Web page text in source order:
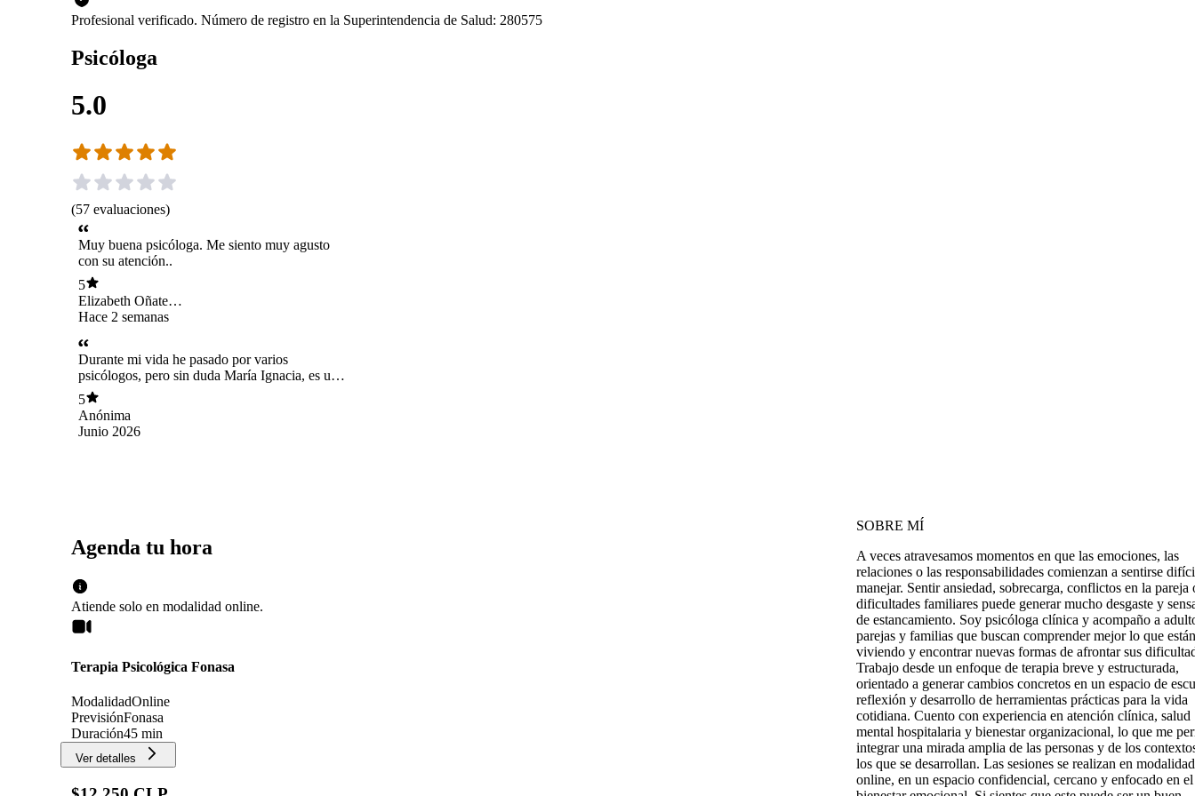
Profesional verificado. Número de registro en la Superintendencia de Salud: 280575
Psicóloga
5.0
(57 evaluaciones)
Muy buena psicóloga. Me siento muy agusto
con su atención..
5
Elizabeth Oñate
Carrasco
Hace 2 semanas
Durante mi vida he pasado por varios
psicólogos, pero sin duda María Ignacia, es una
de las mejores. Me siento en plena confianza
con ella, su empatía, la forma que tiene de
hablar las cosas es única. Me calma, me ayuda y
la recomiendo a mil. Muchas gracias por este
5
Anónima
Junio 2026
Agenda tu hora
Atiende solo en modalidad online.
Terapia Psicológica Fonasa
ModalidadOnline
PrevisiónFonasa
Duración45 min
Ver detalles
SOBRE MÍ
A veces atravesamos momentos en que las emociones, las
relaciones o las responsabilidades comienzan a sentirse
manejar. Sentir ansiedad, sobrecarga, conflictos en la pareja
dificultades familiares puede generar mucho desgaste y
de estancamiento. Soy psicóloga clínica y acompaño a
parejas y familias que buscan comprender mejor lo que están
viviendo y encontrar nuevas formas de afrontar sus
Trabajo desde un enfoque de terapia breve y estructurada,
orientado a generar cambios concretos en un espacio de
reflexión y desarrollo de herramientas prácticas para la vida
cotidiana. Cuento con experiencia en atención clínica, salud
mental hospitalaria y bienestar organizacional, lo que me
integrar una mirada amplia de las personas y de los
los que se desarrollan. Las sesiones se realizan en modalidad
online, en un espacio confidencial, cercano y enfocado en el